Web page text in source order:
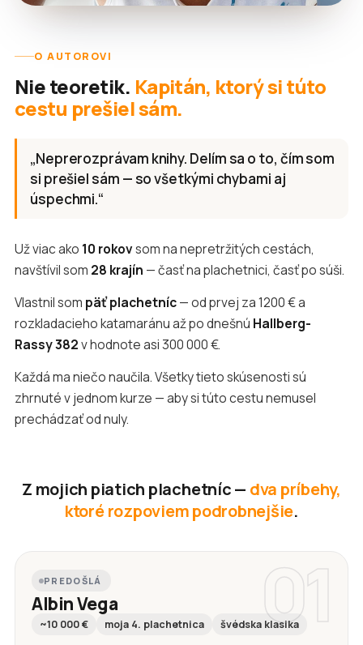
O AUTOROVI
Nie teoretik. Kapitán, ktorý si túto
cestu prešiel sám.
„Neprerozprávam knihy. Delím sa o to, čím som
si prešiel sám — so všetkými chybami aj
úspechmi.“
Už viac ako 10 rokovsom na nepretržitých cestách,
navštívil som 28 krajín — časť na plachetnici, časť po súši.
Vlastnil som päť plachetníc— od prvej za 1200 € a
rozkladacieho katamaránu až po dnešnú Hallberg-
Rassy 382v hodnote asi 300 000 €.
Každá ma niečo naučila. Všetky tieto skúsenosti sú
zhrnuté v jednom kurze — aby si túto cestu nemusel
prechádzať od nuly.
Z mojich piatich plachetníc — dva príbehy,
ktoré rozpoviem podrobnejšie.
01
PREDOŠLÁ
Albin Vega
~10 000 € moja 4. plachetnica švédska klasika